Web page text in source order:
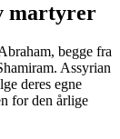
martyrer
begge fra
Assyrian
deres egne
for den årlige